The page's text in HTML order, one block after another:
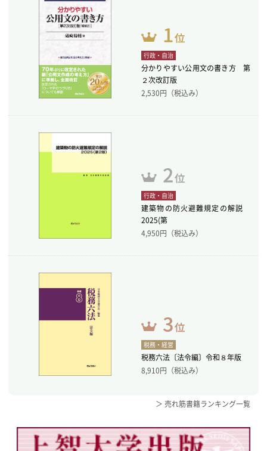
行政・自治
分かりやすい公用文の書き方 第
２次改訂版
2,530円（税込み）
行政・自治
建築物の防火避難規定の解説
2025(第
4,950円（税込み）
税務・経営
税務六法〔法令編〕令和８年版
8,910円（税込み）
＞ 売れ筋書籍ランキング一覧